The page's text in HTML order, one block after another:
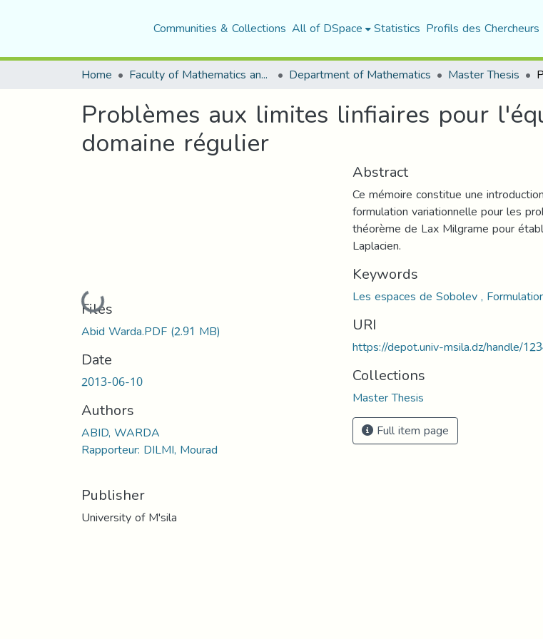
Communities & Collections All of DSpace Statistics Profils des Chercheurs
Home Faculty of Mathematics and Computer Science Department of Mathematics Master Thesis
Problèmes aux limites linfiaires pour
domaine régulier
Loading...
Files
Abid Warda.PDF(2.91 MB)
Date
2013-06-10
Authors
ABID, WARDA
Rapporteur: DILMI, Mourad
Publisher
University of M'sila
Abstract
Ce mémoire constitue une
formulation variationnelle pour les
théorème de Lax Milgrame pour
Laplacien.
Keywords
Les espaces de Sobolev ,
URI
https://depot.univ-msila.dz/handle/
Collections
Master Thesis
Full item page